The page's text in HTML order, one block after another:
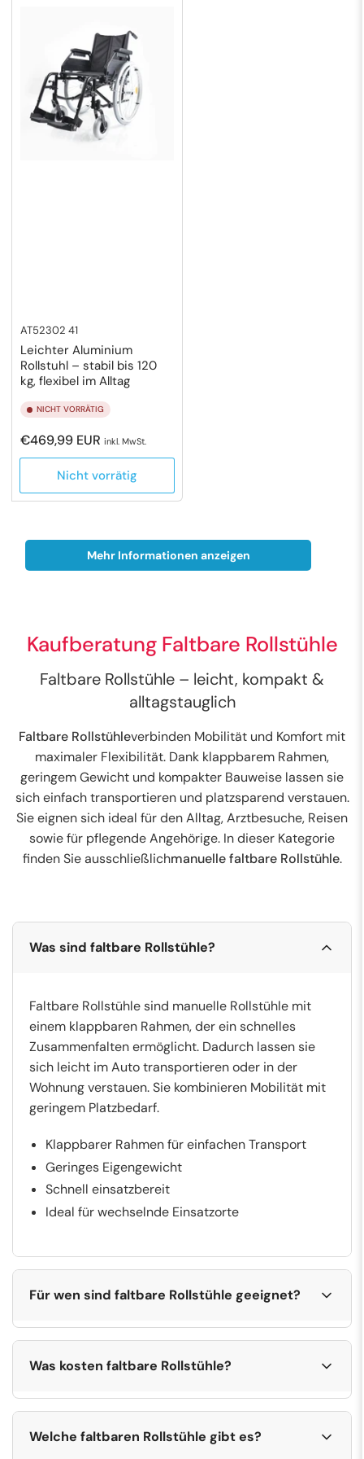
AT52302 41
Leichter Aluminium
Rollstuhl – stabil bis 120
kg, flexibel im Alltag
NICHT VORRÄTIG
Normaler
Preis
€469,99 EUR inkl. MwSt.
Nicht vorrätig
Mehr Informationen anzeigen
Kaufberatung Faltbare Rollstühle
Faltbare Rollstühle – leicht, kompakt &
alltagstauglich
Faltbare Rollstühleverbinden Mobilität und Komfort mit
maximaler Flexibilität. Dank klappbarem Rahmen,
geringem Gewicht und kompakter Bauweise lassen sie
sich einfach transportieren und platzsparend verstauen.
Sie eignen sich ideal für den Alltag, Arztbesuche, Reisen
sowie für pflegende Angehörige. In dieser Kategorie
finden Sie ausschließlichmanuelle faltbare Rollstühle.
Was sind faltbare Rollstühle?
Faltbare Rollstühle sind manuelle Rollstühle mit
einem klappbaren Rahmen, der ein schnelles
Zusammenfalten ermöglicht. Dadurch lassen sie
sich leicht im Auto transportieren oder in der
Wohnung verstauen. Sie kombinieren Mobilität mit
geringem Platzbedarf.
Klappbarer Rahmen für einfachen Transport
Geringes Eigengewicht
Schnell einsatzbereit
Ideal für wechselnde Einsatzorte
Für wen sind faltbare Rollstühle geeignet?
Faltbare Rollstühle eignen sich besonders für
Menschen, die nicht dauerhaft, aber regelmäßig
häufig transportieren müssen.
Senioren mit eingeschränkter Gehfähigkeit
Was kosten faltbare Rollstühle?
Die Preise für faltbare Rollstühle variieren je nach
Material, Gewicht und Ausstattung. Einfache
200–350
Welche faltbaren Rollstühle gibt es?